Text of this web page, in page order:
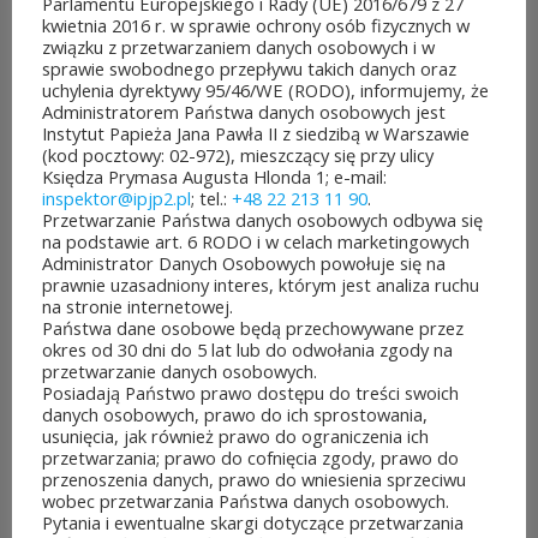
Obywatelskiego Mazowsza.
To mieszkańcy zdecydują,
które pomysły dostaną
dofinansowanie z budżetu
samorządu województwa
mazowieckiego. Do rozdania
jest aż 30 mln zł! Mieszkańcy
województwa mazowieckiego
po...
CZYTAJ DALEJ
kwietnia 2016 r. w sprawie ochrony osób fizycznych w
związku z przetwarzaniem danych osobowych i w
sprawie swobodnego przepływu takich danych oraz
uchylenia dyrektywy 95/46/WE (RODO), informujemy, że
Administratorem Państwa danych osobowych jest
Instytut Papieża Jana Pawła II z siedzibą w Warszawie
(kod pocztowy: 02-972), mieszczący się przy ulicy
Księdza Prymasa Augusta Hlonda 1; e-mail:
inspektor@ipjp2.pl; tel.: +48 22 213 11 90.
Przetwarzanie Państwa danych osobowych odbywa się
na podstawie art. 6 RODO i w celach marketingowych
Administrator Danych Osobowych powołuje się na
prawnie uzasadniony interes, którym jest analiza ruchu
na stronie internetowej.
Państwa dane osobowe będą przechowywane przez
okres od 30 dni do 5 lat lub do odwołania zgody na
przetwarzanie danych osobowych.
Posiadają Państwo prawo dostępu do treści swoich
danych osobowych, prawo do ich sprostowania,
usunięcia, jak również prawo do ograniczenia ich
przetwarzania; prawo do cofnięcia zgody, prawo do
przenoszenia danych, prawo do wniesienia sprzeciwu
wobec przetwarzania Państwa danych osobowych.
Pytania i ewentualne skargi dotyczące przetwarzania